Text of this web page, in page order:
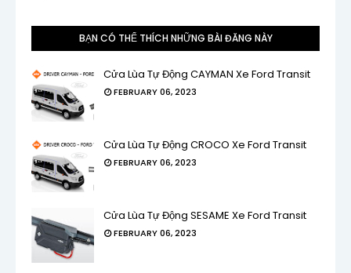
BẠN CÓ THỂ THÍCH NHỮNG BÀI ĐĂNG NÀY
Cửa Lùa Tự Động CAYMAN Xe Ford Transit
FEBRUARY 06, 2023
Cửa Lùa Tự Động CROCO Xe Ford Transit
FEBRUARY 06, 2023
Cửa Lùa Tự Động SESAME Xe Ford Transit
FEBRUARY 06, 2023